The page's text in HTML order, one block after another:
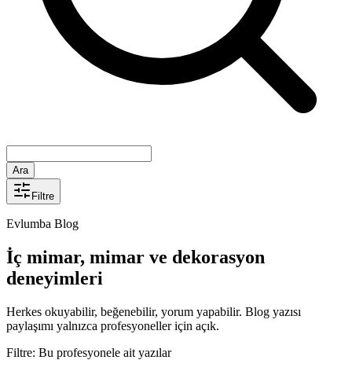
Ara
Filtre
Evlumba Blog
İç mimar, mimar ve dekorasyon
deneyimleri
Herkes okuyabilir, beğenebilir, yorum yapabilir. Blog yazısı
paylaşımı yalnızca profesyoneller için açık.
Filtre: Bu profesyonele ait yazılar